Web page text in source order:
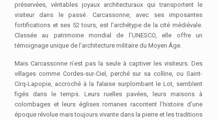
préservées, véritables joyaux architecturaux qui transportent le
visiteur dans le passé. Carcassonne, avec ses imposantes
fortifications et ses 52 tours, est l’archétype de la cité médiévale.
Classée au patrimoine mondial de l’UNESCO, elle offre un
témoignage unique de l’architecture militaire du Moyen Âge.
Mais Carcassonne n’est pas la seule à captiver les visiteurs. Des
villages comme Cordes-sur-Ciel, perché sur sa colline, ou Saint-
Cirq-Lapopie, accroché à la falaise surplombant le Lot, semblent
figés dans le temps. Leurs ruelles pavées, leurs maisons à
colombages et leurs églises romanes racontent l’histoire d’une
époque révolue mais toujours vivante dans la pierre et les traditions